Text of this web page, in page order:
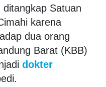
ditangkap Satuan
karena
dua orang
Barat (KBB)
dokter